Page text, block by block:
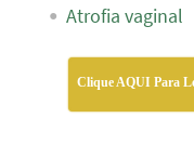
Atrofia vaginal
Clique AQUI Para